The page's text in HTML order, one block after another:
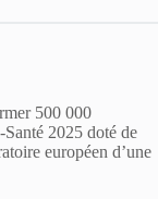
500 000
2025 doté de
européen d’une